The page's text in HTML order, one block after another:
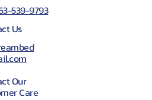
Us
539-9793
Our
Care